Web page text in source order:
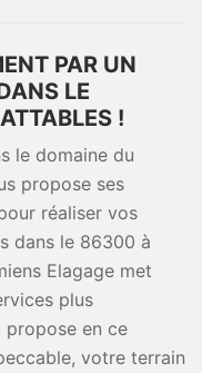
PAR UN
LE
!
le domaine du
propose ses
réaliser vos
dans le 86300 à
Elagage met
plus
propose en ce
votre terrain